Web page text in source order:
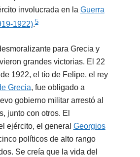
involucrada en la Guerra
1922).5
para Grecia y
grandes victorias. El 22
1922, el tío de Felipe, el rey
Grecia, fue obligado a
gobierno militar arrestó al
junto con otros. El
ejército, el general Georgios
políticos de alto rango
Se creía que la vida del